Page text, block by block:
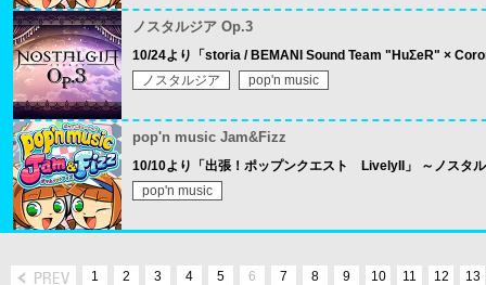
ノスタルジア Op.3
10/24より「storia / BEMANI Sound Team "HuΣeR" ×
ノスタルジア
pop'n music
pop'n music Jam&Fizz
10/10より「出張！ポップンクエスト LivelyII」 ～ノスタ
pop'n music
1 2 3 4 5 6 7 8 9 10 11 12
13